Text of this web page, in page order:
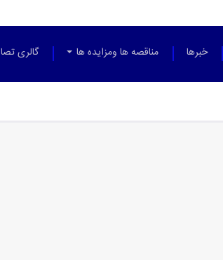
خبرها مناقصه ها ومزایده ها گالری